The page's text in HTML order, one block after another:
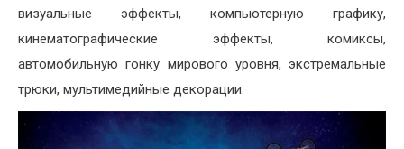
визуальные эффекты, компьютерную графику,
кинематографические эффекты, комиксы,
автомобильную гонку мирового уровня, экстремальные
трюки, мультимедийные декорации.